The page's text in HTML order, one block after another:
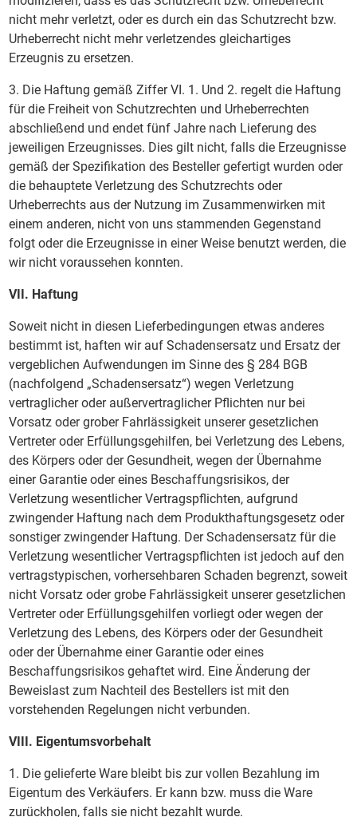
nicht mehr verletzt, oder es durch ein das Schutzrecht bzw.
Urheberrecht nicht mehr verletzendes gleichartiges
Erzeugnis zu ersetzen.
3. Die Haftung gemäß Ziffer VI. 1. Und 2. regelt die Haftung
für die Freiheit von Schutzrechten und Urheberrechten
abschließend und endet fünf Jahre nach Lieferung des
jeweiligen Erzeugnisses. Dies gilt nicht, falls die Erzeugnisse
gemäß der Spezifikation des Besteller gefertigt wurden oder
die behauptete Verletzung des Schutzrechts oder
Urheberrechts aus der Nutzung im Zusammenwirken mit
einem anderen, nicht von uns stammenden Gegenstand
folgt oder die Erzeugnisse in einer Weise benutzt werden, die
wir nicht voraussehen konnten.
VII. Haftung
Soweit nicht in diesen Lieferbedingungen etwas anderes
bestimmt ist, haften wir auf Schadensersatz und Ersatz der
vergeblichen Aufwendungen im Sinne des § 284 BGB
(nachfolgend „Schadensersatz“) wegen Verletzung
vertraglicher oder außervertraglicher Pflichten nur bei
Vorsatz oder grober Fahrlässigkeit unserer gesetzlichen
Vertreter oder Erfüllungsgehilfen, bei Verletzung des Lebens,
des Körpers oder der Gesundheit, wegen der Übernahme
einer Garantie oder eines Beschaffungsrisikos, der
Verletzung wesentlicher Vertragspflichten, aufgrund
zwingender Haftung nach dem Produkthaftungsgesetz oder
sonstiger zwingender Haftung. Der Schadensersatz für die
Verletzung wesentlicher Vertragspflichten ist jedoch auf den
vertragstypischen, vorhersehbaren Schaden begrenzt, soweit
nicht Vorsatz oder grobe Fahrlässigkeit unserer gesetzlichen
Vertreter oder Erfüllungsgehilfen vorliegt oder wegen der
Verletzung des Lebens, des Körpers oder der Gesundheit
oder der Übernahme einer Garantie oder eines
Beschaffungsrisikos gehaftet wird. Eine Änderung der
Beweislast zum Nachteil des Bestellers ist mit den
vorstehenden Regelungen nicht verbunden.
VIII. Eigentumsvorbehalt
1. Die gelieferte Ware bleibt bis zur vollen Bezahlung im
Eigentum des Verkäufers. Er kann bzw. muss die Ware
zurückholen, falls sie nicht bezahlt wurde.